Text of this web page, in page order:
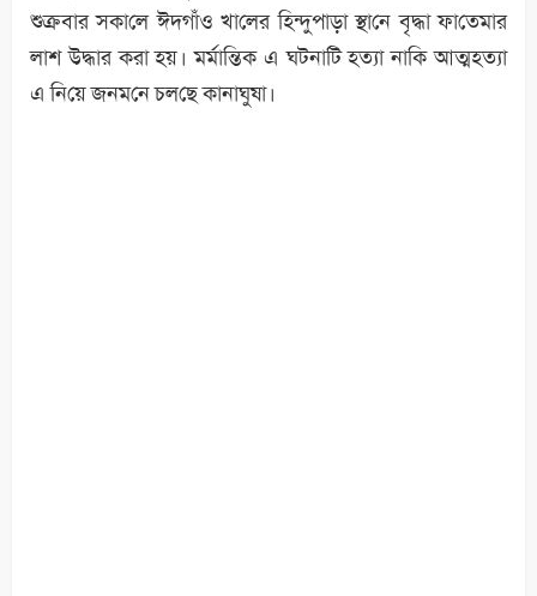
শুক্রবার সকা‌লে ঈদগাঁও খা‌লের হিন্দুপাড়া স্থা‌নে বৃদ্ধা ফা‌তেমার
লাশ উদ্ধার করা হয়। মর্মা‌ন্তিক এ ঘটনা‌টি হত‌্যা না‌কি আত্মহত‌্যা
এ নি‌য়ে জনম‌নে চল‌ছে কানাঘুষা।